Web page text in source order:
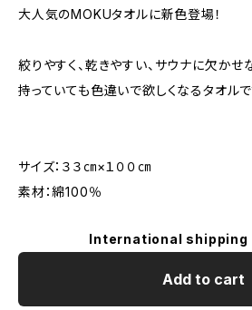
大人気のMOKUタオルに新色登場！
絞りやすく、乾きやすい、サウナに欠かせ
持っていても色違いで欲しくなるタオル
サイズ：３３㎝×１００㎝
素材：綿100％
International shipping
Add to cart